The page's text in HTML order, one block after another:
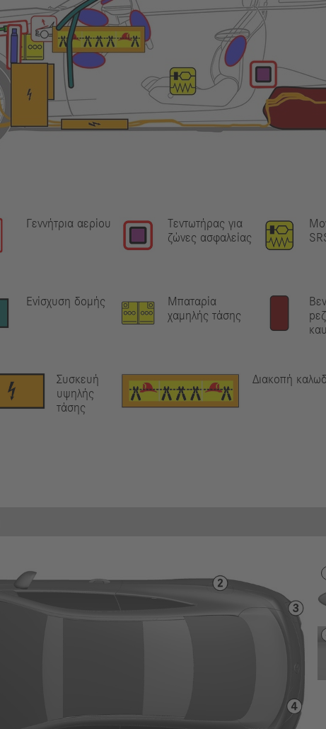
Γεννήτρια αερίου
Τεντωτήρας για
ζώνες ασφαλείας
Ενίσχυση δομής
Μπαταρία
χαμηλής τάσης
Συσκευή
υψηλής
τάσης
Διακοπή